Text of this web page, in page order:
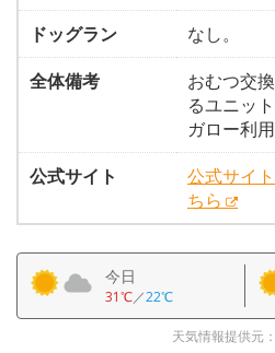
ドッグラン
なし。
全体備考
おむつ交
るユニッ
ガロー利
公式サイト
公式サイ
ちら
今日
31℃／22℃
天気情報提供元